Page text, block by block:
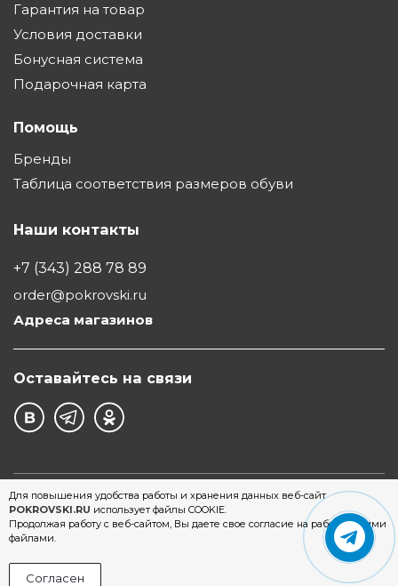
Для повышения удобства работы и хранения данных веб-сайт
POKROVSKI.RU использует файлы COOKIE.
Продолжая работу с веб-сайтом, Вы даете свое согласие на работу с этими
файлами.
Согласен
Гарантия на товар
Условия доставки
Бонусная система
Подарочная карта
Помощь
Бренды
Таблица соответствия размеров обуви
Наши контакты
+7 (343) 288 78 89
order@pokrovski.ru
Адреса магазинов
Оставайтесь на связи
©1997 - 2026 Обувной Дом "Покровский" - сеть
магазинов обуви в Екатеринбурге